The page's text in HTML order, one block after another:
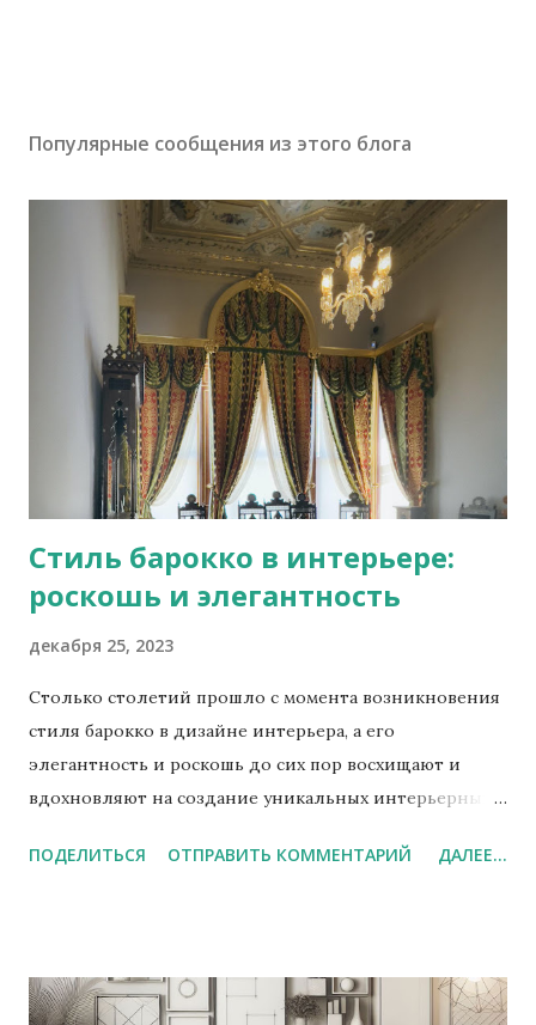
Популярные сообщения из этого блога
Стиль барокко в интерьере:
роскошь и элегантность
декабря 25, 2023
Столько столетий прошло с момента возникновения
стиля барокко в дизайне интерьера, а его
элегантность и роскошь до сих пор восхищают и
вдохновляют на создание уникальных интерьерных
конце XVI века и царивший в Европе на протяжении
интерьера в стиле барокко пронизана роскошью и
ПОДЕЛИТЬСЯ ОТПРАВИТЬ КОММЕНТАРИЙ ДАЛЕЕ...